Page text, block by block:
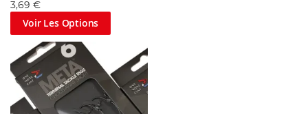
3,69 €
Voir Les Options